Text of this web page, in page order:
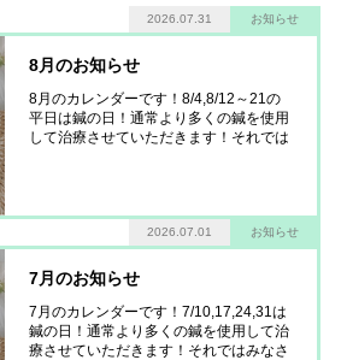
2026.07.31 お知らせ
8月のお知らせ
8月のカレンダーです！8/4,8/12～21の
平日は鍼の日！通常より多くの鍼を使用
して治療させていただきます！それでは
2026.07.01 お知らせ
7月のお知らせ
7月のカレンダーです！7/10,17,24,31は
鍼の日！通常より多くの鍼を使用して治
療させていただきます！それではみなさ